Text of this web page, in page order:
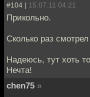
#104 | 15.07.11 04:21
Прикольно.
Сколько раз
Надеюсь, тут хоть
Нечта!
chen75 »